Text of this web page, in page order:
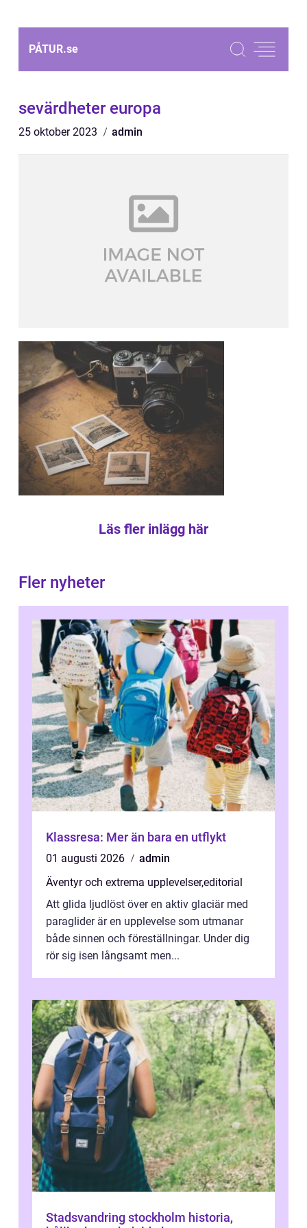
PÅTUR.se
sevärdheter europa
25 oktober 2023 admin
Läs fler inlägg här
Fler nyheter
Klassresa: Mer än bara en utflykt
01 augusti 2026
admin
Äventyr och extrema upplevelser,editorial
Att glida ljudlöst över en aktiv glaciär med
paraglider är en upplevelse som utmanar
både sinnen och föreställningar. Under dig
rör sig isen långsamt men...
Stadsvandring stockholm historia,